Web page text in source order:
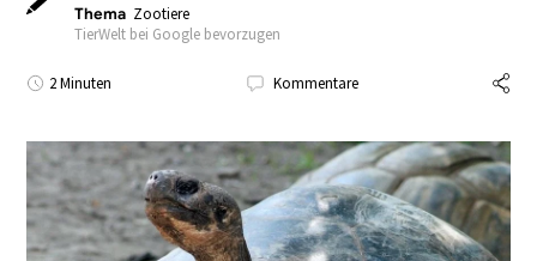
Thema Zootiere
TierWelt bei Google bevorzugen
2 Minuten Kommentare